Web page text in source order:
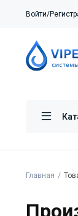
Войти/
Главная